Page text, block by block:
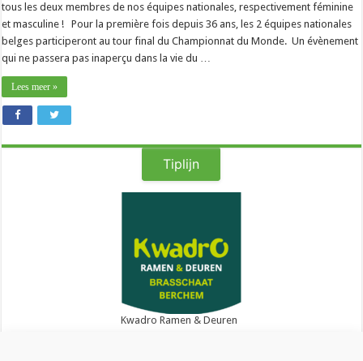
tous les deux membres de nos équipes nationales, respectivement féminine
et masculine ! Pour la première fois depuis 36 ans, les 2 équipes nationales
belges participeront au tour final du Championnat du Monde. Un évènement
qui ne passera pas inaperçu dans la vie du …
Lees meer »
Tiplijn
Kwadro Ramen & Deuren